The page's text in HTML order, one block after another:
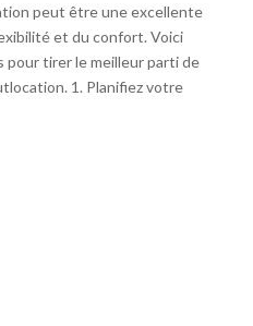
peut être une excellente
et du confort. Voici
pour tirer le meilleur parti de
1. Planifiez votre